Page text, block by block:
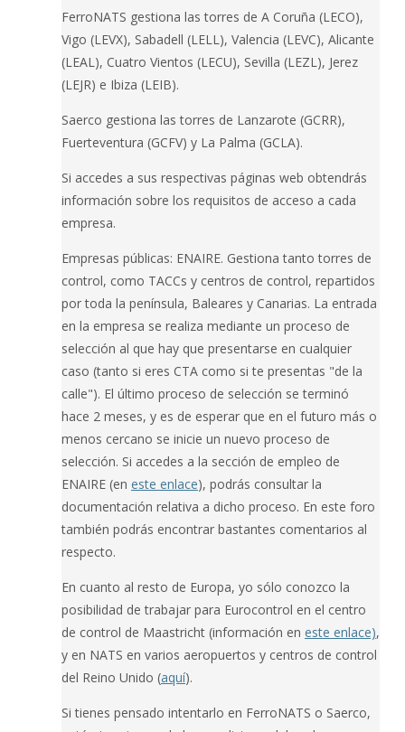
FerroNATS gestiona las torres de A Coruña (LECO),
Vigo (LEVX), Sabadell (LELL), Valencia (LEVC), Alicante
(LEAL), Cuatro Vientos (LECU), Sevilla (LEZL), Jerez
(LEJR) e Ibiza (LEIB).
Saerco gestiona las torres de Lanzarote (GCRR),
Fuerteventura (GCFV) y La Palma (GCLA).
Si accedes a sus respectivas páginas web obtendrás
información sobre los requisitos de acceso a cada
empresa.
Empresas públicas: ENAIRE. Gestiona tanto torres de
control, como TACCs y centros de control, repartidos
por toda la península, Baleares y Canarias. La entrada
en la empresa se realiza mediante un proceso de
selección al que hay que presentarse en cualquier
caso (tanto si eres CTA como si te presentas "de la
calle"). El último proceso de selección se terminó
hace 2 meses, y es de esperar que en el futuro más o
menos cercano se inicie un nuevo proceso de
selección. Si accedes a la sección de empleo de
ENAIRE (en este enlace), podrás consultar la
documentación relativa a dicho proceso. En este foro
también podrás encontrar bastantes comentarios al
respecto.
En cuanto al resto de Europa, yo sólo conozco la
posibilidad de trabajar para Eurocontrol en el centro
de control de Maastricht (información en este enlace),
y en NATS en varios aeropuertos y centros de control
del Reino Unido (aquí).
Si tienes pensado intentarlo en FerroNATS o Saerco,